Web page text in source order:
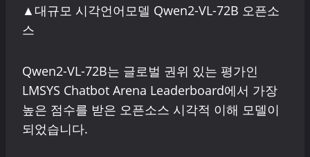
▲대규모 시각언어모델 Qwen2-VL-72B 오픈소
스
Qwen2-VL-72B는 글로벌 권위 있는 평가인
LMSYS Chatbot Arena Leaderboard에서 가장
높은 점수를 받은 오픈소스 시각적 이해 모델이
되었습니다.